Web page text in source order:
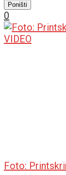
Poništi
0
Foto: